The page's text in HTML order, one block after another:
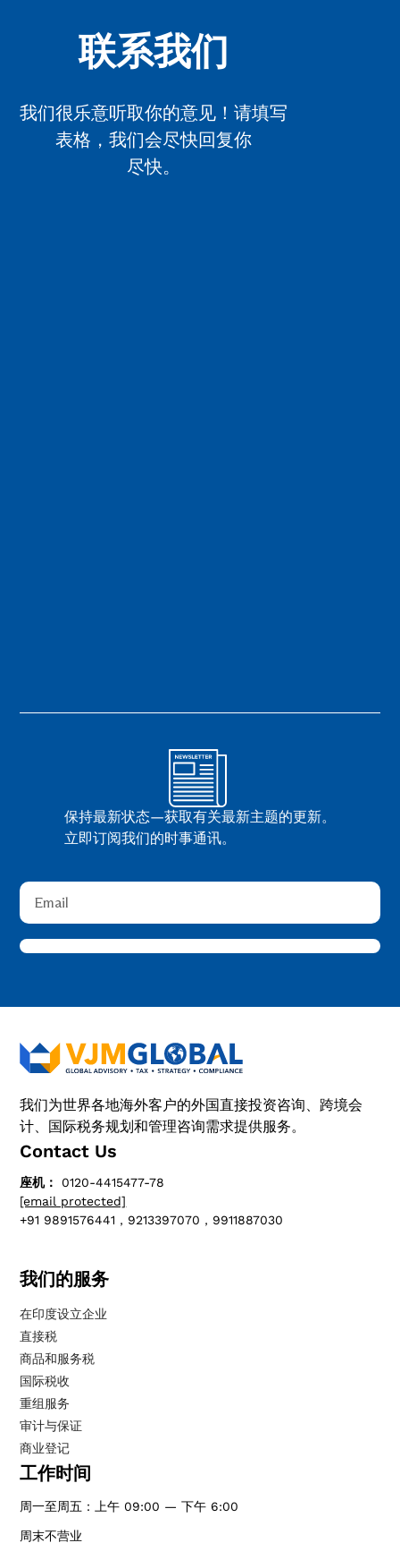
联系我们
我们很乐意听取你的意见！请填写
表格，我们会尽快回复你
尽快。
保持最新状态—获取有关最新主题的更新。
立即订阅我们的时事通讯。
我们为世界各地海外客户的外国直接投资咨询、跨境会
计、国际税务规划和管理咨询需求提供服务。
Contact Us
座机：
0120-4415477-78
[email protected]
+91 9891576441，9213397070，9911887030
我们的服务
在印度设立企业
直接税
商品和服务税
国际税收
重组服务
审计与保证
商业登记
工作时间
周一至周五：上午 09:00 — 下午 6:00
周末不营业